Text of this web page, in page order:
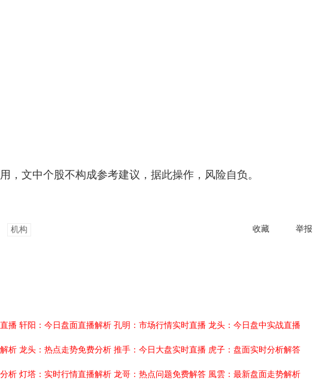
，文中个股不构成参考建议，据此操作，风险自负。
收藏 举报
机构
播 轩阳：今日盘面直播解析 孔明：市场行情实时直播 龙头：今日盘中实战直播
析 龙头：热点走势免费分析 推手：今日大盘实时直播 虎子：盘面实时分析解答
析 灯塔：实时行情直播解析 龙哥：热点问题免费解答 風雲：最新盘面走势解析